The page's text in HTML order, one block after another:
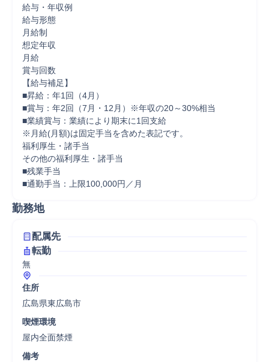
給与・年収例
給与形態
月給制
想定年収
月給
賞与回数
【給与補足】
■昇給：年1回（4月）
■賞与：年2回（7月・12月）※年収の20～30%相当
■業績賞与：業績により期末に1回支給
※月給(月額)は固定手当を含めた表記です。
福利厚生・諸手当
その他の福利厚生・諸手当
■残業手当
■通勤手当：上限100,000円／月
勤務地
配属先
転勤
無
住所
広島県東広島市
喫煙環境
屋内全面禁煙
備考